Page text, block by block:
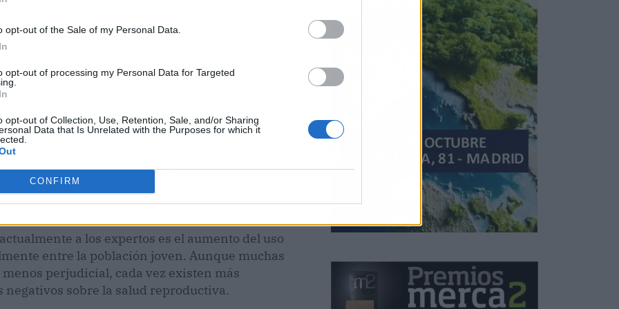
opt-out of the Sale of my Personal Data.
opt-out of processing my Personal Data for Targeted
opt-out of Collection, Use, Retention, Sale, and/or Sharing
Data that Is Unrelated with the Purposes for which it
CONFIRM
puede adelantar la menopausia. Muchas
a su
salud
general, sino también a su
manifestó la doctora Ana Isabel Salazar,
en medicina reproductiva.
del tabaquismo en la fertilidad
disminuir la concentración y movilidad de los
el daño en el ADN espermático,
a los expertos es el aumento del uso
entre la población joven. Aunque muchas
perjudicial, cada vez existen más
negativos sobre la salud reproductiva.